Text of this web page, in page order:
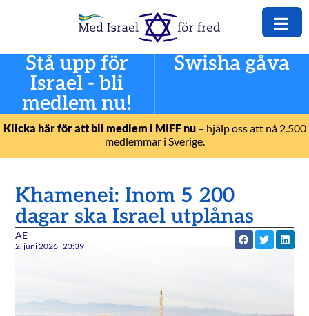
Stå upp för
Israel - bli
medlem nu!
Swisha gåva
Klicka här för att bli medlem i MIFF nu– hjälp oss att nå 2.500
medlemmar i Sverige.
Khamenei: Inom 5 200
dagar ska Israel utplånas
AE
2. juni 2026 23:39